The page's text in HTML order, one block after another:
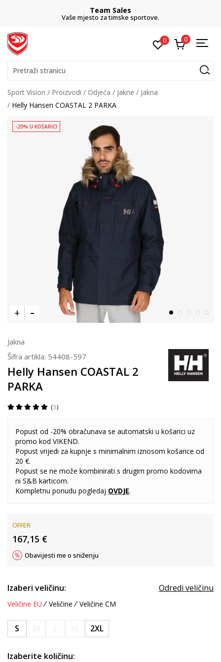
Team Sales
Vaše mjesto za timske sportove.
0 0
Pretraži stranicu
Sport Vision Proizvodi Odjeća Jakne
Jakna
Helly Hansen COASTAL 2 PARKA
-20% U KOŠARICI
Jakna
Šifra artikla: 54408-597
Helly Hansen COASTAL 2
PARKA
3
Popust od -20% obračunava se automatski u košarici uz
promo kod VIKEND.
Popust vrijedi za kupnje s minimalnim iznosom košarice od
20 €.
Popust se ne može kombinirati s drugim promo kodovima
ni S&B karticom.
Kompletnu ponudu pogledaj OVDJE.
OFFER
167,15 €
Obavijesti me o sniženju
Izaberi veličinu: Odredi veličinu
Veličine EU Veličine Veličine CM
S 2XL
Izaberite količinu: